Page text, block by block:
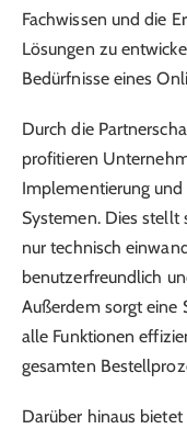
Fachwissen und die
Lösungen zu
Bedürfnisse eines
Durch die
profitieren
Implementierung
Systemen. Dies stellt
nur technisch
benutzerfreundlich
Außerdem sorgt eine
alle Funktionen
gesamten
Darüber hinaus